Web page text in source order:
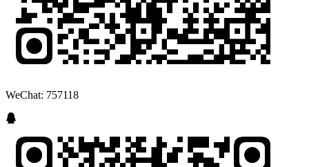
WeChat: 757118